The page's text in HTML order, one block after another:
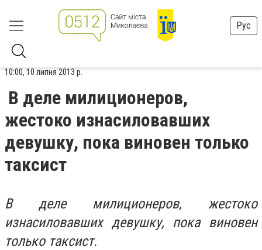
Рус
10:00, 10 липня 2013 р.
В деле милиционеров,
жестоко изнасиловавших
девушку, пока виновен только
таксист
В деле милиционеров, жестоко
изнасиловавших девушку, пока виновен
только таксист.